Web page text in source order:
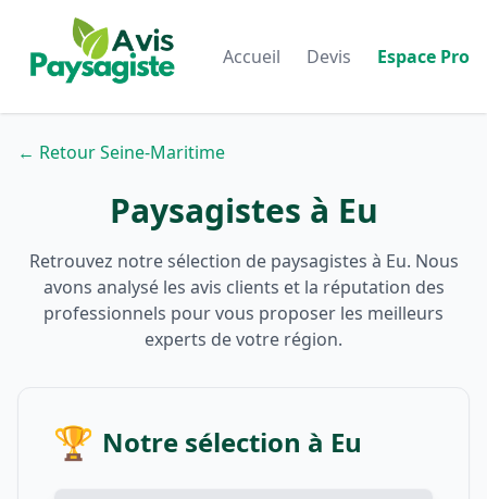
Accueil Devis Espace Pro
← Retour Seine-Maritime
Paysagistes à Eu
Retrouvez notre sélection de paysagistes à Eu. Nous
avons analysé les avis clients et la réputation des
professionnels pour vous proposer les meilleurs
experts de votre région.
🏆 Notre sélection à Eu